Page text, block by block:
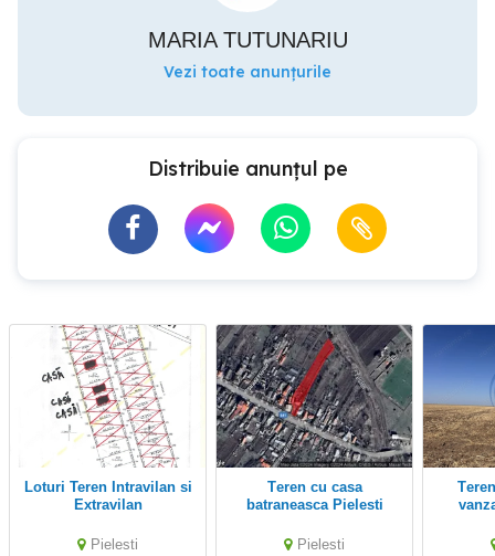
MARIA TUTUNARIU
Vezi toate anunțurile
Distribuie anunțul pe
Loturi Teren Intravilan si
Extravilan
23 - 29€/mp
Pielesti
Teren cu casa
batraneasca Pielesti
Pielesti
Teren intravilan de